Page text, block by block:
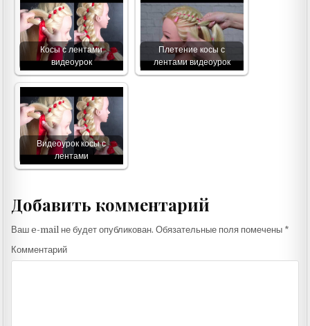
Косы с лентами
видеоурок
Плетение косы с
лентами видеоурок
Видеоурок косы с
лентами
Добавить комментарий
Ваш e-mail не будет опубликован. Обязательные поля помечены *
Комментарий